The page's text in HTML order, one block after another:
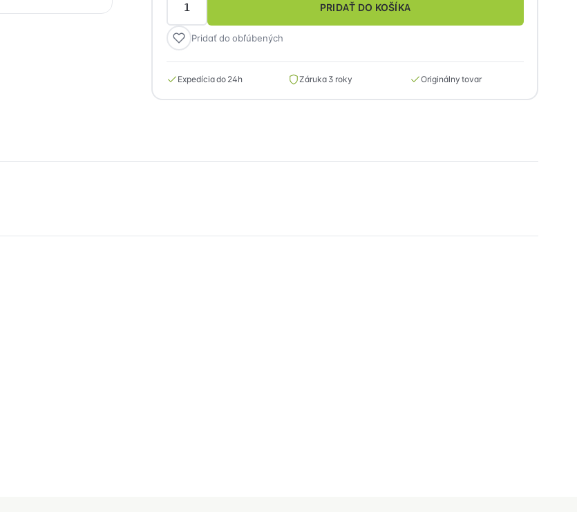
množstvo
Hikvision
DS-
2CE79U1T-
IT3ZF(2.7-
PRIDAŤ DO KOŠÍKA
Pridať do obľúbených
Expedícia do 24h Záruka 3 roky Originálny tovar